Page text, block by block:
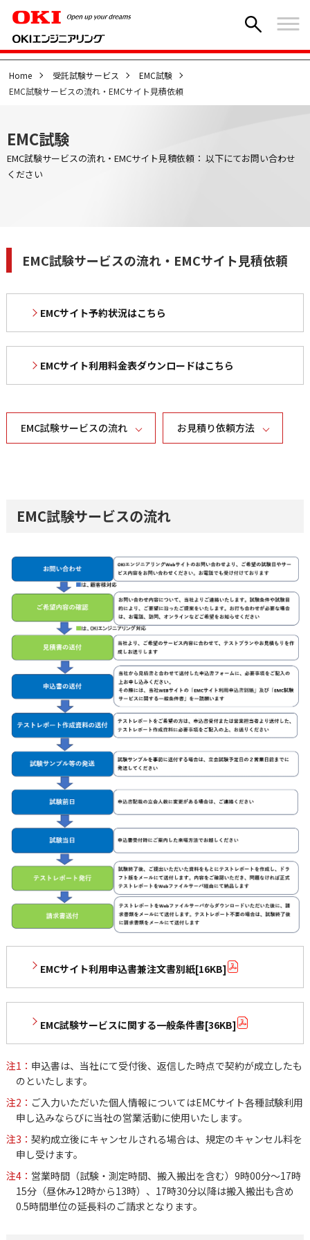
Home 受託試験サービス
EMC試験
EMC試験サービスの流れ・EMCサイト見積依頼
EMC試験
EMC試験サービスの流れ・EMCサイト見積依頼： 以下にてお問い合わせ
ください
EMC試験サービスの流れ・EMCサイト見積依頼
EMCサイト予約状況はこちら
EMCサイト利用料金表ダウンロードはこちら
EMC試験サービスの流れ お見積り依頼方法
EMC試験サービスの流れ
EMCサイト利用申込書兼注文書別紙[16KB]
EMC試験サービスに関する一般条件書[36KB]
注1： 申込書は、当社にて受付後、返信した時点で契約が成立したも
のといたします。
注2： ご入力いただいた個人情報についてはEMCサイト各種試験利用
申し込みならびに当社の営業活動に使用いたします。
注3： 契約成立後にキャンセルされる場合は、規定のキャンセル料を
申し受けます。
注4： 営業時間（試験・測定時間、搬入搬出を含む）9時00分～17時
15分（昼休み12時から13時）、17時30分以降は搬入搬出も含め
0.5時間単位の延長料のご請求となります。